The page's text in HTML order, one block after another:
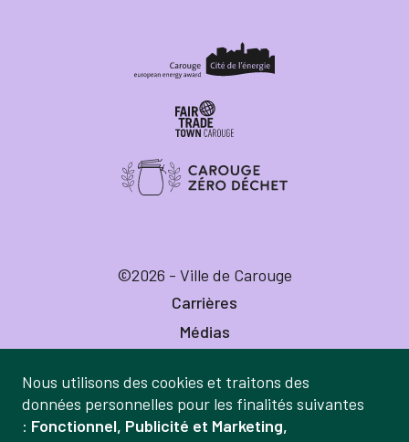
©2026 - Ville de Carouge
Carrières
Médias
Labels
Mentions légales
Gestion
des
Nous utilisons des cookies et traitons des
données personnelles pour les finalités suivantes
: Fonctionnel, Publicité et Marketing,